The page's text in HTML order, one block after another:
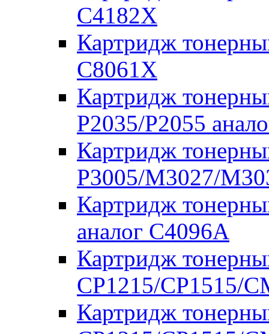
C4182X
Картридж
C8061X
Картридж
P2035/P2055
Картридж
P3005/M3027/
Картридж
аналог C4096A
Картридж
CP1215/CP1515/
Картридж